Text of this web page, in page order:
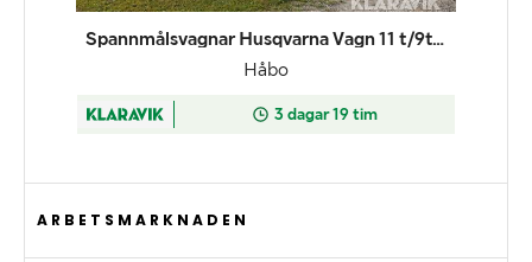
ARBETSMARKNADEN